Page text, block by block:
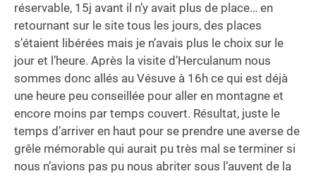
réservable, 15j avant il n’y avait plus de place… en
retournant sur le site tous les jours, des places
s’étaient libérées mais je n’avais plus le choix sur le
jour et l’heure. Après la visite d’Herculanum nous
sommes donc allés au Vésuve à 16h ce qui est déjà
une heure peu conseillée pour aller en montagne et
encore moins par temps couvert. Résultat, juste le
temps d’arriver en haut pour se prendre une averse de
grêle mémorable qui aurait pu très mal se terminer si
nous n’avions pas pu nous abriter sous l’auvent de la